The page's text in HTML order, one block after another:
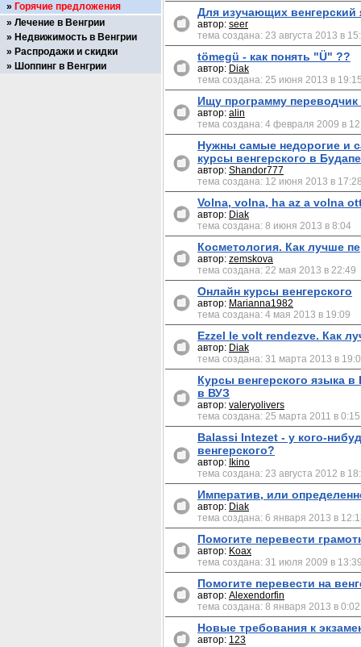
Для изучающих венгерский
автор: seer
тема создана: 23 августа 2013 в
tömegü - как понять "Ü" ??
автор: Diak
тема создана: 25 июня 2013 в
Ищу программу переводчик
автор: alin
тема создана: 4 февраля 2009 в
Нужны самые недорогие и
курсы венгерского в
автор: Shandor777
тема создана: 12 июня 2013 в
Volna, volna, ha az a volna
автор: Diak
тема создана: 8 июня 2013 в 8:04
Косметология. Как лучше
автор: zemskova
тема создана: 22 мая 2013 в 22:49
Онлайн курсы венгерского
автор: Marianna1982
тема создана: 4 мая 2013 в 19:09
Ezzel le volt rendezve. Как
автор: Diak
тема создана: 31 марта 2013 в
Курсы венгерского языка
в ВУЗ
автор: valeryolivers
тема создана: 25 марта 2011 в 0:15
Balassi Intezet - у кого-
венгерского?
автор: Ikino
тема создана: 23 августа 2012 в
Императив, или
автор: Diak
тема создана: 6 января 2013 в
Помогите перевести
автор: Koax
тема создана: 31 июля 2009 в
Помогите перевести на
автор: Alexendorfin
тема создана: 8 января 2013 в 0:02
Новые требования к
автор: 123
Горячие предложения
Лечение в Венгрии
Недвижимость в Венгрии
Распродажи и скидки
Шоппинг в Венгрии